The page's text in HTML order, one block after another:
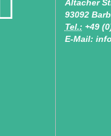
Altacher
93092
Tel.: +49
E-Mail: